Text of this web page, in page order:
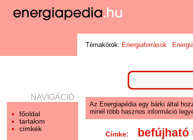
NAVIGÁCIÓ
főoldal
tartalom
címkék
Témakörök: Energiaforrások
Az Energiapédia egy bárki által
minél több hasznos információ
Címke: